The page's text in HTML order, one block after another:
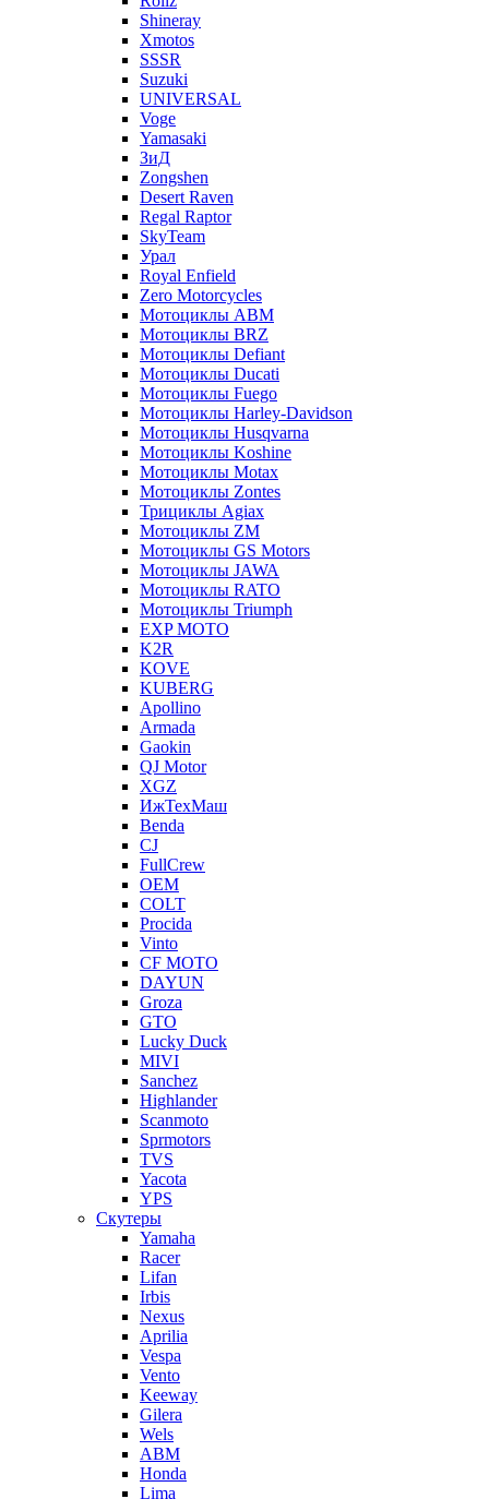
Shineray
Xmotos
SSSR
Suzuki
UNIVERSAL
Voge
Yamasaki
ЗиД
Zongshen
Desert Raven
Regal Raptor
SkyTeam
Урал
Royal Enfield
Zero Motorcycles
Мотоциклы ABM
Мотоциклы BRZ
Мотоциклы Defiant
Мотоциклы Ducati
Мотоциклы Fuego
Мотоциклы Harley-Davidson
Мотоциклы Husqvarna
Мотоциклы Koshine
Мотоциклы Motax
Мотоциклы Zontes
Трициклы Agiax
Мотоциклы ZM
Мотоциклы GS Motors
Мотоциклы JAWA
Мотоциклы RATO
Мотоциклы Triumph
EXP MOTO
K2R
KOVE
KUBERG
Apollino
Armada
Gaokin
QJ Motor
XGZ
ИжТехМаш
Benda
CJ
FullCrew
OEM
COLT
Procida
Vinto
CF MOTO
DAYUN
Groza
GTO
Lucky Duck
MIVI
Sanchez
Highlander
Scanmoto
Sprmotors
TVS
Yacota
YPS
Скутеры
Yamaha
Racer
Lifan
Irbis
Nexus
Aprilia
Vespa
Vento
Keeway
Gilera
Wels
ABM
Honda
Lima